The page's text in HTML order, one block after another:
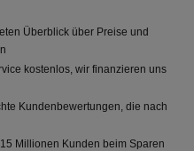
Überblick über Preise und
kostenlos, wir finanzieren uns
Kundenbewertungen, die nach
Millionen Kunden beim Sparen